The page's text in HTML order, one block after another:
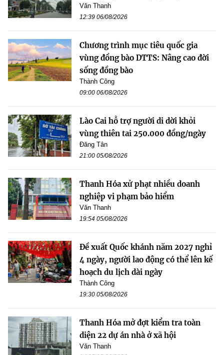
Văn Thanh
12:39 06/08/2026
Chương trình mục tiêu quốc gia
vùng đồng bào DTTS: Nâng cao đời
sống đồng bào
Thành Công
09:00 06/08/2026
Lào Cai hỗ trợ người di dời khỏi
vùng thiên tai 250.000 đồng/ngày
Đăng Tân
21:00 05/08/2026
Thanh Hóa xử phạt nhiều doanh
nghiệp vi phạm bảo hiểm
Văn Thanh
19:54 05/08/2026
Đề xuất Quốc khánh năm 2027 nghỉ
4 ngày, người lao động có thể lên kế
hoạch du lịch dài ngày
Thành Công
19:30 05/08/2026
Thanh Hóa mở đợt kiểm tra toàn
diện 22 dự án nhà ở xã hội
Văn Thanh